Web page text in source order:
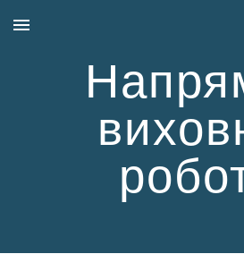
Skip to main content